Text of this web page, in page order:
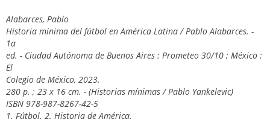
Alabarces, Pablo
Historia mínima del fútbol en América Latina / Pablo Alabarces. -
1a
ed. - Ciudad Autónoma de Buenos Aires : Prometeo 30/10 ; México :
El
Colegio de México, 2023.
280 p. ; 23 x 16 cm. - (Historias mínimas / Pablo Yankelevic)
ISBN 978-987-8267-42-5
1. Fútbol. 2. Historia de América.